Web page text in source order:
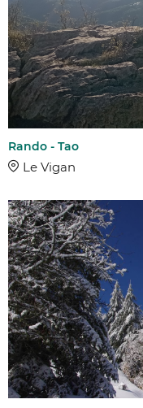
Rando - Tao
Le Vigan